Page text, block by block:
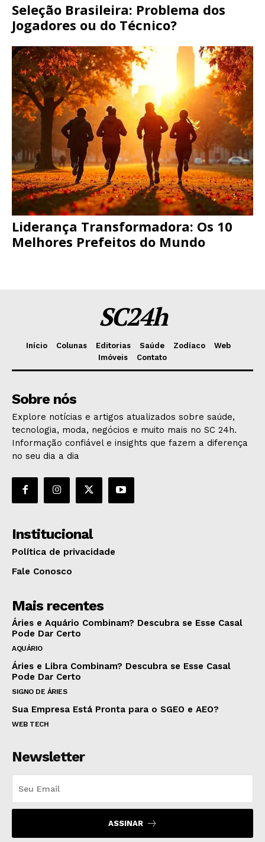
Seleção Brasileira: Problema dos
Jogadores ou do Técnico?
Liderança Transformadora: Os 10
Melhores Prefeitos do Mundo
SC24h
Início Colunas Editorias Saúde Zodíaco
Web
Imóveis
Contato
Sobre nós
Explore notícias e artigos atualizados sobre saúde,
tecnologia, moda, negócios e muito mais no SC 24h.
Informação confiável e insights que fazem a diferença
no seu dia a dia
Institucional
Política de privacidade
Fale Conosco
Mais recentes
Áries e Aquário Combinam? Descubra se Esse Casal
Pode Dar Certo
AQUÁRIO
Áries e Libra Combinam? Descubra se Esse Casal
Pode Dar Certo
SIGNO DE ÁRIES
Sua Empresa Está Pronta para o SGEO e AEO?
WEB TECH
Newsletter
ASSINAR